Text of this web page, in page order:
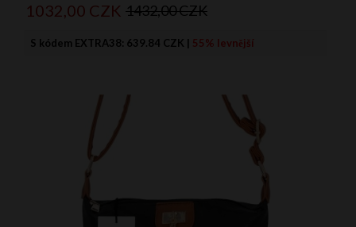
1032,00 CZK 1432,00 CZK
S kódem EXTRA38: 639.84 CZK | 55% levnější